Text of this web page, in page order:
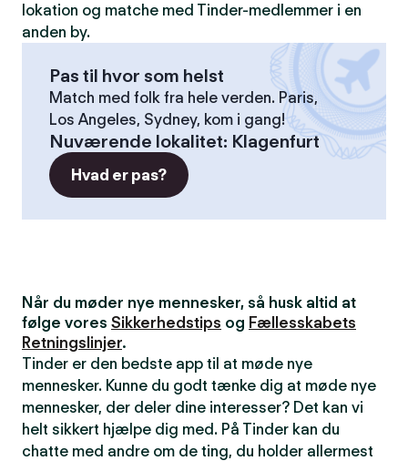
lokation og matche med Tinder-medlemmer i en
anden by.
Pas til hvor som helst
Match med folk fra hele verden. Paris,
Los Angeles, Sydney, kom i gang!
Nuværende lokalitet: Klagenfurt
Hvad er pas?
Når du møder nye mennesker, så husk altid at
følge vores Sikkerhedstips og Fællesskabets
Retningslinjer.
Tinder er den bedste app til at møde nye
mennesker. Kunne du godt tænke dig at møde nye
mennesker, der deler dine interesser? Det kan vi
helt sikkert hjælpe dig med. På Tinder kan du
chatte med andre om de ting, du holder allermest